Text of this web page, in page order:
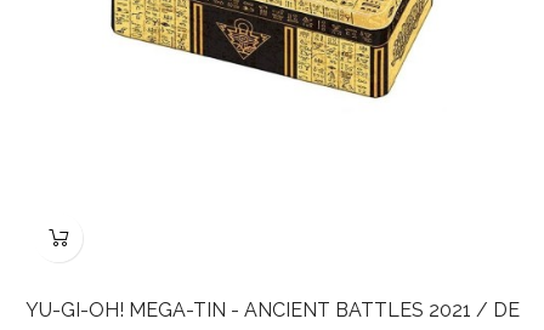
YU-GI-OH! MEGA-TIN - ANCIENT BATTLES 2021 / DE